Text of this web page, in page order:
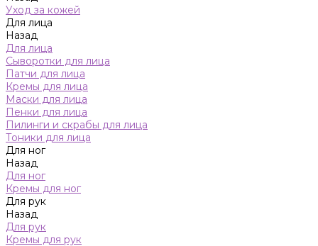
Уход за кожей
Для лица
Назад
Для лица
Сыворотки для лица
Патчи для лица
Кремы для лица
Маски для лица
Пенки для лица
Пилинги и скрабы для лица
Тоники для лица
Для ног
Назад
Для ног
Кремы для ног
Для рук
Назад
Для рук
Кремы для рук